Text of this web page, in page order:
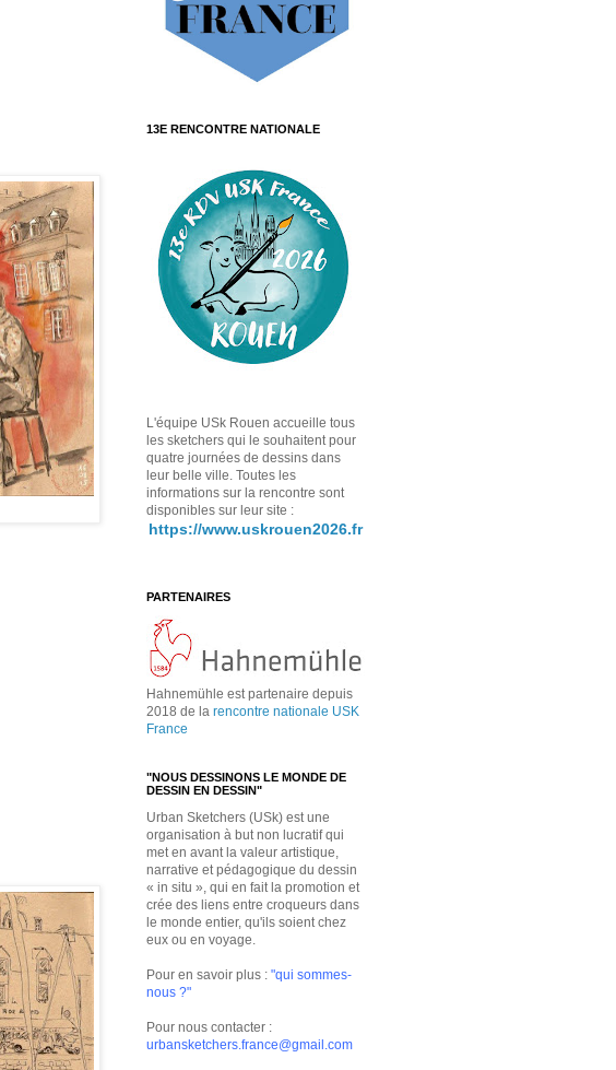
13E RENCONTRE NATIONALE
L'équipe USk Rouen accueille tous
les sketchers qui le souhaitent pour
quatre journées de dessins dans
leur belle ville. Toutes les
informations sur la rencontre sont
disponibles sur leur site :
https://www.uskrouen2026.fr
PARTENAIRES
Hahnemühle est partenaire depuis
2018 de la rencontre nationale USK
France
"NOUS DESSINONS LE MONDE DE
DESSIN EN DESSIN"
Urban Sketchers (USk) est une
organisation à but non lucratif qui
met en avant la valeur artistique,
narrative et pédagogique du dessin
« in situ », qui en fait la promotion et
crée des liens entre croqueurs dans
le monde entier, qu'ils soient chez
eux ou en voyage.
Pour en savoir plus : "qui sommes-
nous ?"
Pour nous contacter :
urbansketchers.france@gmail.com